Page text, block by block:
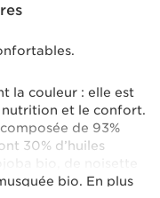
la couleur : elle est
nutrition et le confort.
de 93%
30% d’huiles
bio. En plus